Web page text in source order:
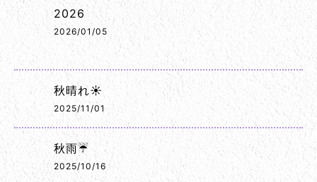
2026
2026/01/05
秋晴れ☀️
2025/11/01
秋雨☔
2025/10/16